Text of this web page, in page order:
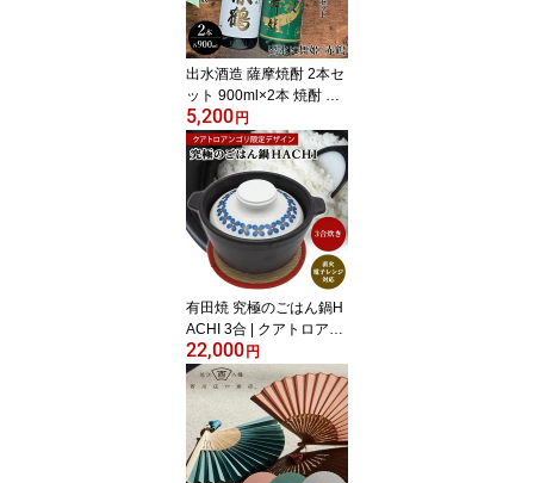
6CAM クミカ工業 帽子型
帽子 キャップ型 ハット
型 uv 軽量 大人用 大人
出水酒造 薩摩焼酎 2本セ
ット 900ml×2本 焼酎 出
水に舞姫 赤鶴 2本セット
| 鹿児島 芋焼酎 酒 お酒
お祝いギフト プレゼント
25度 父の日 宅飲み お試
し 飲み比べ セット ギフ
ト 詰め合わせ 蒸留酒 ギ
フトセット 内祝い 本格
焼酎 芋 お酒セット 焼酎
セット 焼酎ギフトセット
5,200 円
有田焼 究極のごはん鍋H
ACHI 3合 | クアトロアン
ゴリ限定 花絵 鍋敷き 直
火 電子レンジ 日本製 ご
はん鍋 ご飯鍋 ごはんな
べ 大慶 土鍋 キッチン雑
貨 調理器具 遠赤外線 炊
飯鍋 炊飯土鍋 おしゃれ
鍋 なべ 白米 電子レンジ
22,000 円